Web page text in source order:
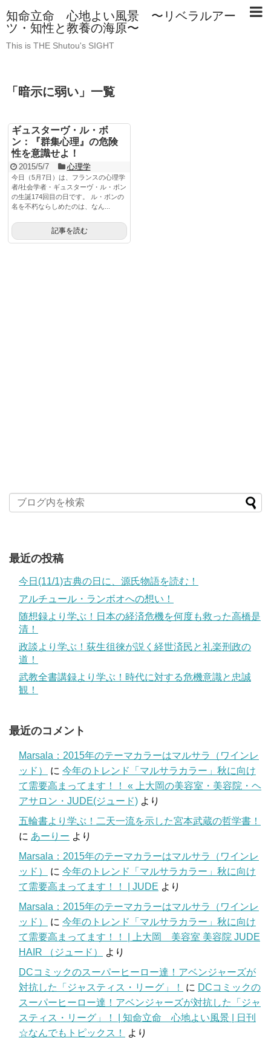
知命立命 心地よい風景 〜リベラルアー
ツ・知性と教養の海原〜
This is THE Shutou's SIGHT
「 暗示に弱い 」 一覧
ギュスターヴ・ル・ボ
ン：『群集心理』の危険
性を意識せよ！
2015/5/7 心理学
今日（5月7日）は、フランスの心理学
者/社会学者・ギュスターヴ・ル・ボン
の生誕174回目の日です。 ル・ボンの
名を不朽ならしめたのは、なん...
記事を読む
最近の投稿
今日(11/1)古典の日に、源氏物語を読む！
アルチュール・ランボオへの想い！
随想録より学ぶ！日本の経済危機を何度も救った高橋是
清！
政談より学ぶ！荻生徂徠が説く経世済民と礼楽刑政の
道！
武教全書講録より学ぶ！時代に対する危機意識と忠誠
観！
最近のコメント
Marsala：2015年のテーマカラーはマルサラ（ワインレ
ッド）
に 今年のトレンド「マルサラカラー」秋に向け
て需要高まってます！！ « 上大岡の美容室・美容院・ヘ
アサロン・JUDE(ジュード) より
五輪書より学ぶ！二天一流を示した宮本武蔵の哲学書！
に あーりー より
Marsala：2015年のテーマカラーはマルサラ（ワインレ
ッド）
に 今年のトレンド「マルサラカラー」秋に向け
て需要高まってます！！ | JUDE より
Marsala：2015年のテーマカラーはマルサラ（ワインレ
ッド）
に 今年のトレンド「マルサラカラー」秋に向け
て需要高まってます！！ | 上大岡 美容室 美容院 JUDE
HAIR （ジュード）
より
DCコミックのスーパーヒーロー達！アベンジャーズが
対抗した「ジャスティス・リーグ」！
に DCコミックの
スーパーヒーロー達！アベンジャーズが対抗した「ジャ
スティス・リーグ」！ | 知命立命 心地よい風景 | 日刊
☆なんでもトピックス！
より